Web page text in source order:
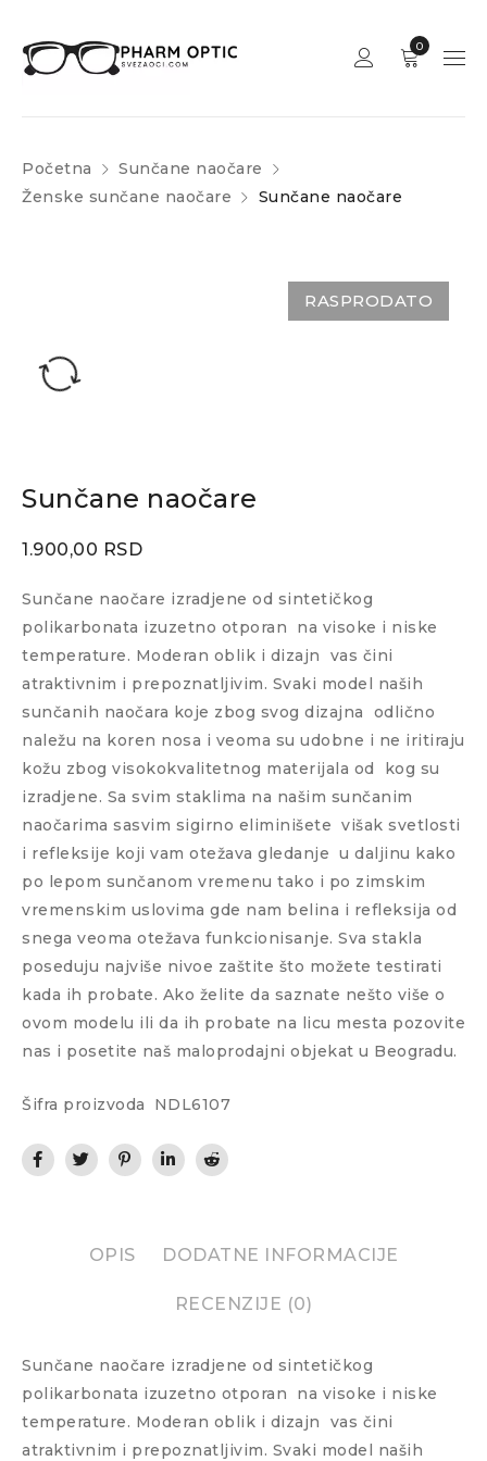
0
Početna
Sunčane naočare
Ženske sunčane naočare
Sunčane naočare
RASPRODATO
Sunčane naočare
1.900,00 RSD
Sunčane naočare izradjene od sintetičkog
polikarbonata izuzetno otporan
na visoke i niske
temperature. Moderan oblik i dizajn
vas čini
atraktivnim i prepoznatljivim. Svaki model naših
sunčanih naočara koje zbog svog dizajna
odlično
naležu na koren nosa i veoma su udobne i ne iritiraju
kožu zbog visokokvalitetnog materijala od
kog su
izradjene. Sa svim staklima na našim sunčanim
naočarima sasvim sigirno eliminišete višak svetlosti
i refleksije koji vam otežava gledanje u daljinu kako
po lepom sunčanom vremenu tako i po zimskim
vremenskim uslovima gde nam belina i refleksija od
snega veoma otežava funkcionisanje. Sva stakla
poseduju najviše nivoe zaštite što možete testirati
kada ih probate. Ako želite da saznate nešto više o
ovom modelu ili da ih probate na licu mesta pozovite
nas i posetite naš maloprodajni objekat u Beogradu.
Šifra proizvoda NDL6107
OPIS DODATNE INFORMACIJE
RECENZIJE (0)
Sunčane naočare izradjene od sintetičkog
polikarbonata izuzetno otporan
na visoke i niske
temperature. Moderan oblik i dizajn
vas čini
atraktivnim i prepoznatljivim. Svaki model naših